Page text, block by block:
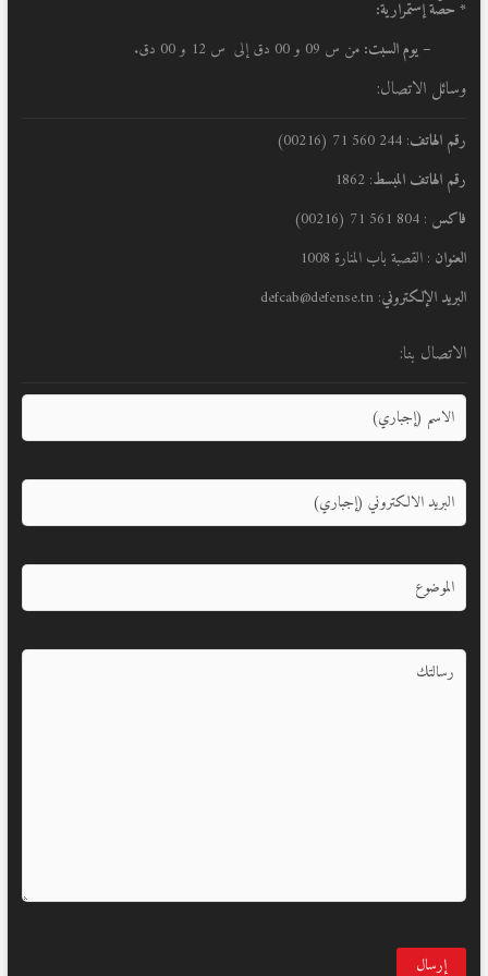
* حصّة إستمرارية:
– يوم السبت: من س 09 و 00 دق إلى س 12 و 00 دق.
وسائل الاتصال:
رقم الهاتف: 244 560 71 (00216)
رقم الهاتف المبسط: 1862
فاكس : 804 561 71 (00216)
العنوان : القصبة باب المنارة 1008
البريد الإلكتروني: defcab@defense.tn
الاتصال بنا: